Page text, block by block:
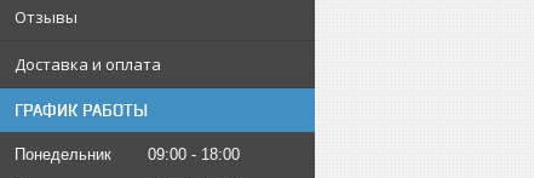
Отзывы
Доставка и оплата
ГРАФИК РАБОТЫ
Понедельник 09:00
18:00